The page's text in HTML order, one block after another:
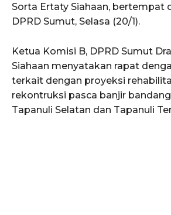
Sorta Ertaty Siahaan, bertempat
DPRD Sumut, Selasa (20/1).
Ketua Komisi B, DPRD Sumut
Siahaan menyatakan rapat
terkait dengan proyeksi
rekontruksi pasca banjir
Tapanuli Selatan dan Tapanuli